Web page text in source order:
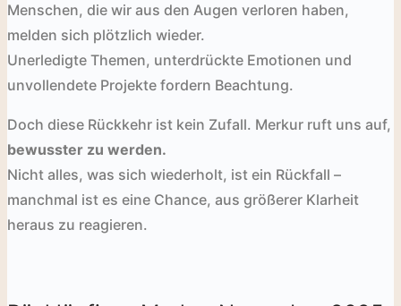
Menschen, die wir aus den Augen verloren haben,
melden sich plötzlich wieder.
Unerledigte Themen, unterdrückte Emotionen und
unvollendete Projekte fordern Beachtung.
Doch diese Rückkehr ist kein Zufall. Merkur ruft uns auf,
bewusster zu werden.
Nicht alles, was sich wiederholt, ist ein Rückfall –
manchmal ist es eine Chance, aus größerer Klarheit
heraus zu reagieren.